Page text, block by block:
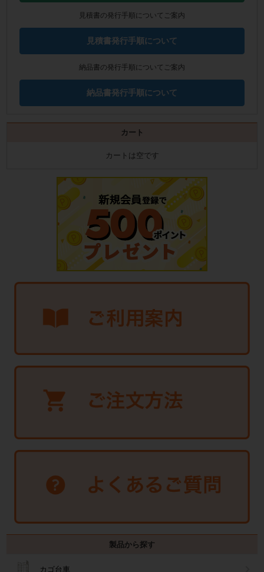
見積書の発行手順についてご案内
見積書発行手順について
納品書の発行手順についてご案内
納品書発行手順について
カート
カートは空です
製品から探す
カゴ台車